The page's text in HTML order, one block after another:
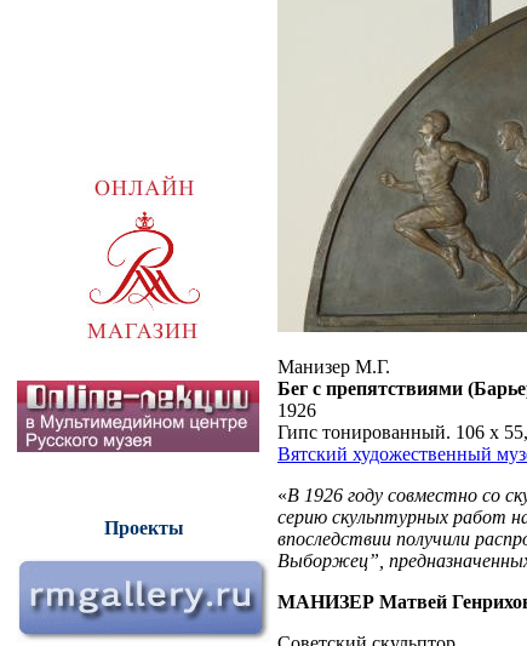
Проекты
Манизер М.Г.
Бег с препятствиями
1926
Гипс тонированный. 106 x
Вятский художественный
«В 1926 году совместно со
серию скульптурных работ
впоследствии получили
Выборжец”,
МАНИЗЕР Матвей